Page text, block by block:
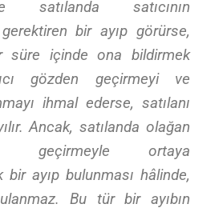
satılanda satıcının
bir ayıp görürse,
süre içinde ona bildirmek
gözden geçirmeyi ve
ihmal ederse, satılanı
Ancak, satılanda olağan
geçirmeyle ortaya
bir ayıp bulunması hâlinde,
Bu tür bir ayıbın